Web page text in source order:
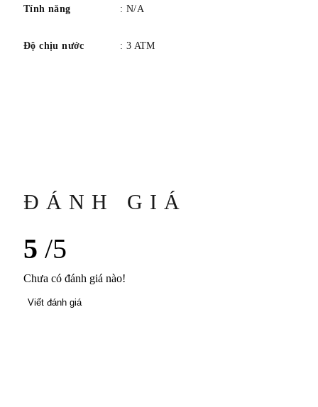
Tính năng : N/A
Độ chịu nước : 3 ATM
ĐÁNH GIÁ
5 /5
Chưa có đánh giá nào!
Viết đánh giá